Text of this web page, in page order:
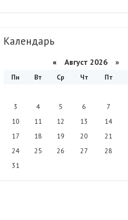
Календарь
« Август 2026 »
Пн Вт Ср Чт Пт
3
4 5 6 7
10
11 12 13 14
17
18 19 20 21
24
25 26 27 28
31